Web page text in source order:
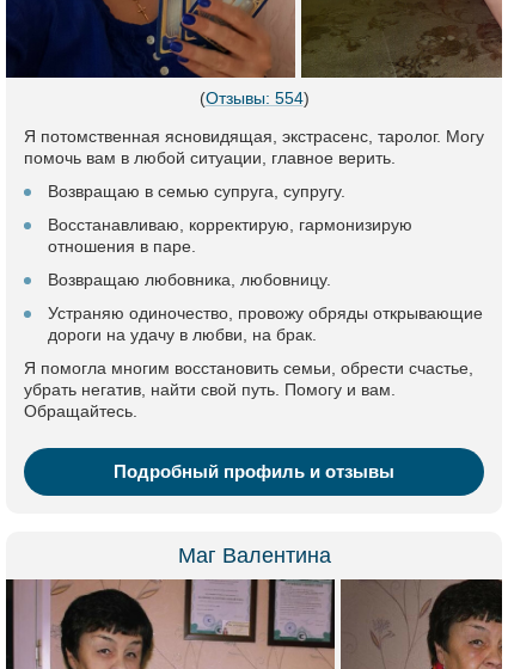
(Отзывы: 554)
Я потомственная ясновидящая, экстрасенс, таролог. Могу
помочь вам в любой ситуации, главное верить.
Возвращаю в семью супруга, супругу.
Восстанавливаю, корректирую, гармонизирую
отношения в паре.
Возвращаю любовника, любовницу.
Устраняю одиночество, провожу обряды открывающие
дороги на удачу в любви, на брак.
Я помогла многим восстановить семьи, обрести счастье,
убрать негатив, найти свой путь. Помогу и вам.
Обращайтесь.
Подробный профиль и отзывы
Маг Валентина